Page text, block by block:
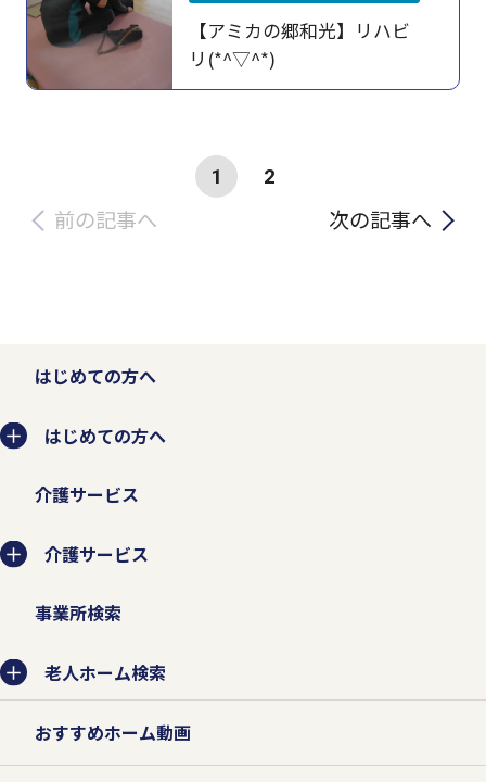
【アミカの郷和光】リハビ
リ(*^▽^*)
前の記事へ 次の記事へ
1 2
はじめての方へ
はじめての方へ
介護サービス
介護サービス
事業所検索
老人ホーム検索
おすすめホーム動画